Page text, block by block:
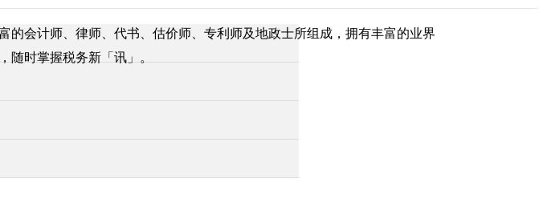
的会计师、律师、代书、估价师、专利师及地政士所组成，拥有丰富的业界
随时掌握税务新「讯」。